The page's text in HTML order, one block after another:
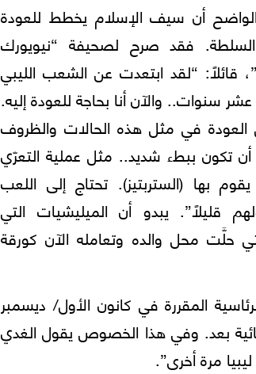
أن سيف الإسلام يخطط للعودة
فقد صرح لصحيفة “نيويورك
قائلاً: “لقد ابتعدت عن الشعب الليبي
سنوات.. والآن أنا بحاجة للعودة إليه.
العودة في مثل هذه الحالات والظروف
تكون ببطء شديد.. مثل عملية التعرّي
بها (الستربتيز). تحتاج إلى اللعب
قليلاً”. يبدو أن الميليشيات التي
حلَّت محل والده وتعامله الآن كورقة
المقررة في كانون الأول/ ديسمبر
بعد. وفي هذا الخصوص يقول الغدي
مرة أخرى”.